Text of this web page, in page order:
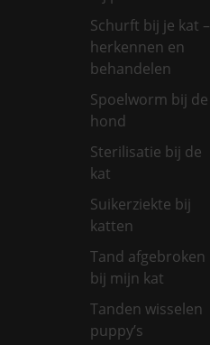
Schurft bij je kat –
herkennen en
behandelen
Spoelworm bij de
hond
Sterilisatie bij de
kat
Suikerziekte bij
katten
Tand afgebroken
bij mijn kat
Tanden wisselen
puppy’s